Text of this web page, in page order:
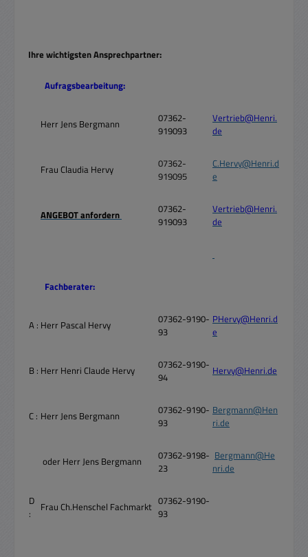
Ihre wichtigsten Ansprechpartner:
Aufragsbearbeitung:
Herr Jens Bergmann
07362-
919093
Vertrieb@Henri.
de
Frau Claudia Hervy
07362-
919095
C.Hervy@Henri.d
e
ANGEBOT anfordern
07362-
919093
Vertrieb@Henri.
de
Fachberater:
A : Herr Pascal Hervy
07362-9190-
93
PHervy@Henri.d
e
B : Herr Henri Claude Hervy
07362-9190-
94
Hervy@Henri.de
C : Herr Jens Bergmann
07362-9190-
93
Bergmann@Hen
ri.de
oder Herr Jens Bergmann
07362-9198-
23
Bergmann@He
nri.de
D
:
Frau Ch.Henschel Fachmarkt 07362-9190-
93